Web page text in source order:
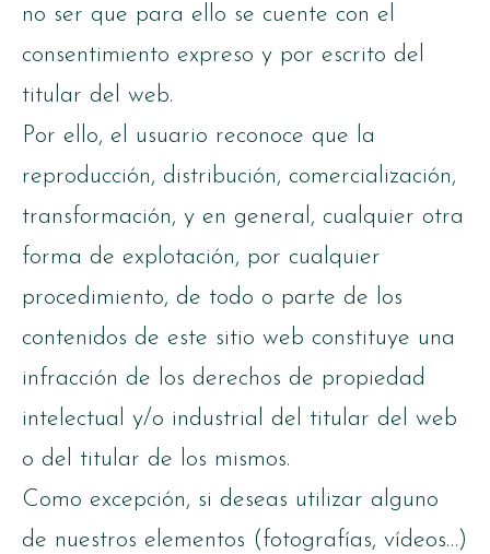
no ser que para ello se cuente con el
consentimiento expreso y por escrito del
titular del web.
Por ello, el usuario reconoce que la
reproducción, distribución, comercialización,
transformación, y en general, cualquier otra
forma de explotación, por cualquier
procedimiento, de todo o parte de los
contenidos de este sitio web constituye una
infracción de los derechos de propiedad
intelectual y/o industrial del titular del web
o del titular de los mismos.
Como excepción, si deseas utilizar alguno
de nuestros elementos (fotografías, vídeos…)